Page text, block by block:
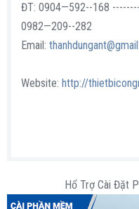
ĐT: 0904—592--168
0982—209--282
Email:
Website: http://
Hổ Trợ Cài Đặt